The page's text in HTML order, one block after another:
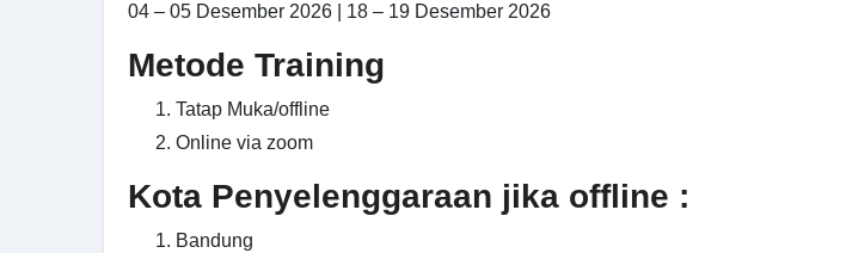
04 – 05 Desember 2026 | 18 – 19 Desember 2026
Metode Training
Tatap Muka/offline
Online via zoom
Kota Penyelenggaraan jika offline :
Bandung